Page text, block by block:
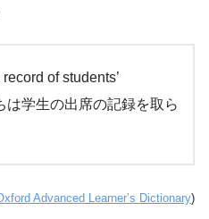
of students’
は学生の出席の記録を取ら
Advanced Learner’s Dictionary)